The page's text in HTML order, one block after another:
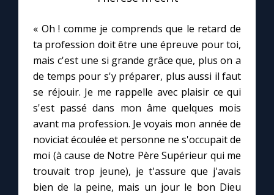
Une Minute avec Marie
Une neuvaine
À la une
1000 Raisons de Croire
Chapelet pour le monde
Contact
« Oh ! comme je comprends que le retard de
ta profession doit être une épreuve pour toi,
mais c'est une si grande grâce que, plus on a
de temps pour s'y préparer, plus aussi il faut
se réjouir. Je me rappelle avec plaisir ce qui
s'est passé dans mon âme quelques mois
avant ma profession. Je voyais mon année de
noviciat écoulée et personne ne s'occupait de
moi (à cause de Notre Père Supérieur qui me
trouvait trop jeune), je t'assure que j'avais
bien de la peine, mais un jour le bon Dieu